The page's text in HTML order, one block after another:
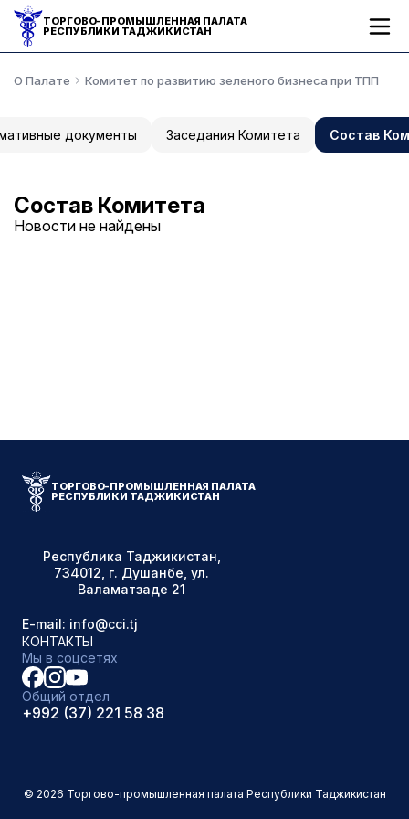
ТОРГОВО-ПРОМЫШЛЕННАЯ ПАЛАТА
РЕСПУБЛИКИ ТАДЖИКИСТАН
О Палате Комитет по развитию зеленого бизнеса при ТПП
документы Заседания Комитета Состав
Состав Комитета
Новости не найдены
ТОРГОВО-ПРОМЫШЛЕННАЯ ПАЛАТА
РЕСПУБЛИКИ ТАДЖИКИСТАН
Республика Таджикистан,
734012, г. Душанбе, ул.
Валаматзаде 21
E-mail: info@cci.tj
КОНТАКТЫ
Мы в соцсетях
Общий отдел
+992 (37) 221 58 38
© 2026 Торгово-промышленная палата Республики Таджикистан